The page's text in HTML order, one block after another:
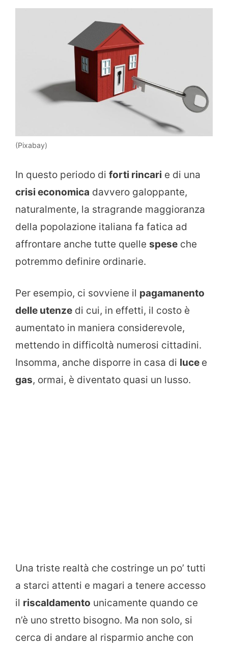
(Pixabay)
In questo periodo di forti rincari e di una
crisi economica davvero galoppante,
naturalmente, la stragrande maggioranza
della popolazione italiana fa fatica ad
affrontare anche tutte quelle spese che
potremmo definire ordinarie.
Per esempio, ci sovviene il pagamanento
delle utenze di cui, in effetti, il costo è
aumentato in maniera considerevole,
mettendo in difficoltà numerosi cittadini.
Insomma, anche disporre in casa di luce e
gas, ormai, è diventato quasi un lusso.
Una triste realtà che costringe un po’ tutti
a starci attenti e magari a tenere accesso
il riscaldamento unicamente quando ce
n’è uno stretto bisogno. Ma non solo, si
cerca di andare al risparmio anche con